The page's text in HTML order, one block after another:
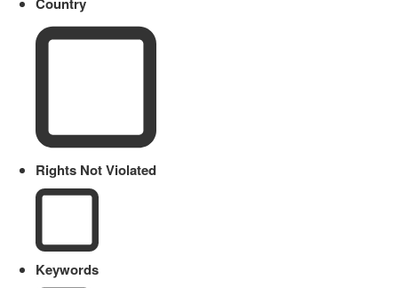
Rights Not Violated
Keywords